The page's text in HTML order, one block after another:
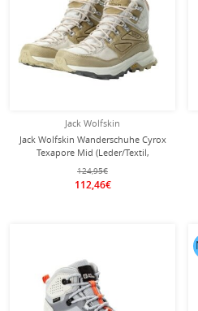
Jack Wolfskin
Jack Wolfskin Wanderschuhe Cyrox
Texapore Mid (Leder/Textil,
wasserdicht) braun/cremeweiss
Damen
124,95€
112,46€